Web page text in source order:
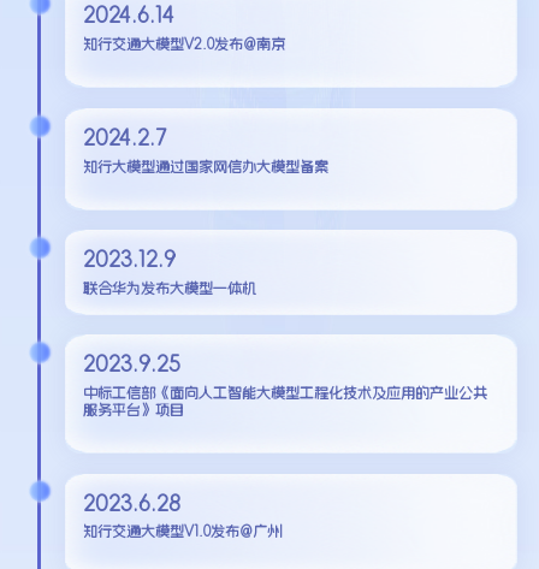
2024.6.14
知行交通大模型V2.0发布@南京
2024.2.7
知行大模型通过国家网信办大模型备案
2023.12.9
联合华为发布大模型一体机
2023.9.25
中标工信部《面向人工智能大模型工程化技术及应用的产业公共
服务平台》项目
2023.6.28
知行交通大模型V1.0发布@广州